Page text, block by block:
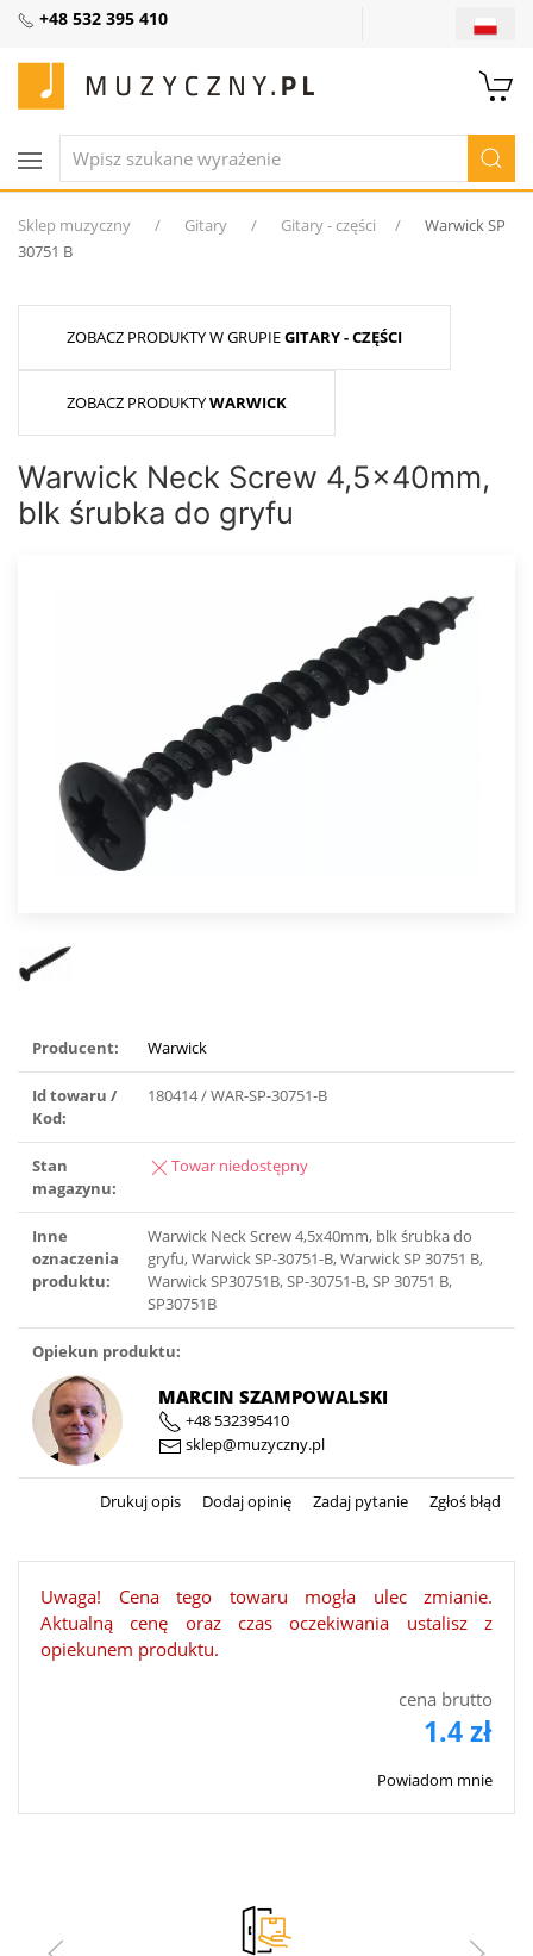
+48 532 395 410
Sklep muzyczny Gitary Gitary - części
Warwick SP
30751 B
ZOBACZ PRODUKTY W GRUPIEGITARY - CZĘŚCI
ZOBACZ PRODUKTYWARWICK
Warwick Neck Screw 4,5x40mm,
blk śrubka do gryfu
Producent: Warwick
Id towaru /
Kod:
180414 / WAR-SP-30751-B
Stan
magazynu:
Towar niedostępny
Inne
oznaczenia
produktu:
Warwick Neck Screw 4,5x40mm, blk śrubka do
gryfu, Warwick SP-30751-B, Warwick SP 30751 B,
Warwick SP30751B, SP-30751-B, SP 30751 B,
SP30751B
Opiekun produktu:
MARCIN SZAMPOWALSKI
+48 532395410
sklep@muzyczny.pl
Drukuj opis Dodaj opinię Zadaj pytanie Zgłoś błąd
Uwaga! Cena tego towaru mogła ulec zmianie.
Aktualną cenę oraz czas oczekiwania ustalisz z
opiekunem produktu.
cena brutto
1.4 zł
Powiadom mnie